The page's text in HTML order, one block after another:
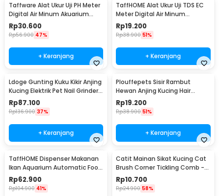
Taffware Alat Ukur Uji PH Meter
Digital Air Minum Akuarium
Tester - PH02
Rp30.600
Rp56.900 47%
+ Keranjang
TaffHOME Alat Ukur Uji TDS EC
Meter Digital Air Minum
Akuarium - E-1
Rp19.200
Rp38.900 51%
+ Keranjang
Ldoge Gunting Kuku Kikir Anjing
Kucing Elektrik Pet Nail Grinder -
LX01
Rp87.100
Rp136.900 37%
+ Keranjang
Plouffepets Sisir Rambut
Hewan Anjing Kucing Hair
Removal Comb - AES0124
Rp19.200
Rp38.900 51%
+ Keranjang
TaffHOME Dispenser Makanan
Ikan Aquarium Automatic Food
Timer - GA-300D
Rp62.900
Rp104.900 41%
Catit Mainan Sikat Kucing Cat
Brush Corner Tickling Comb -
MO59
Rp10.700
Rp24.900 58%